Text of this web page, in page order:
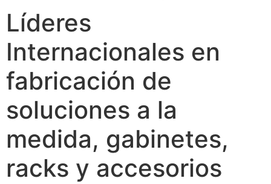
Líderes
Internacionales en
fabricación de
soluciones a la
medida, gabinetes,
racks y accesorios